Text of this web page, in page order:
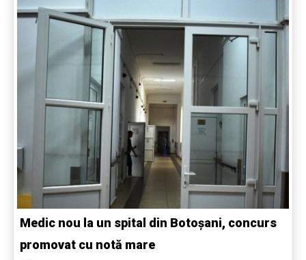
Medic nou la un spital din Botoșani, concurs
promovat cu notă mare